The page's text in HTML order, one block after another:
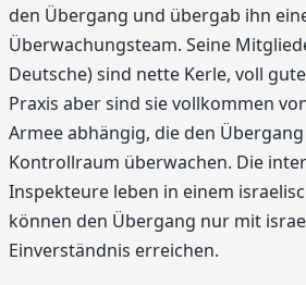
den Übergang und übergab ihn
Überwachungsteam. Seine
Deutsche) sind nette Kerle, voll
Praxis aber sind sie vollkommen
Armee abhängig, die den
Kontrollraum überwachen. Die
Inspekteure leben in einem
können den Übergang nur mit
Einverständnis erreichen.